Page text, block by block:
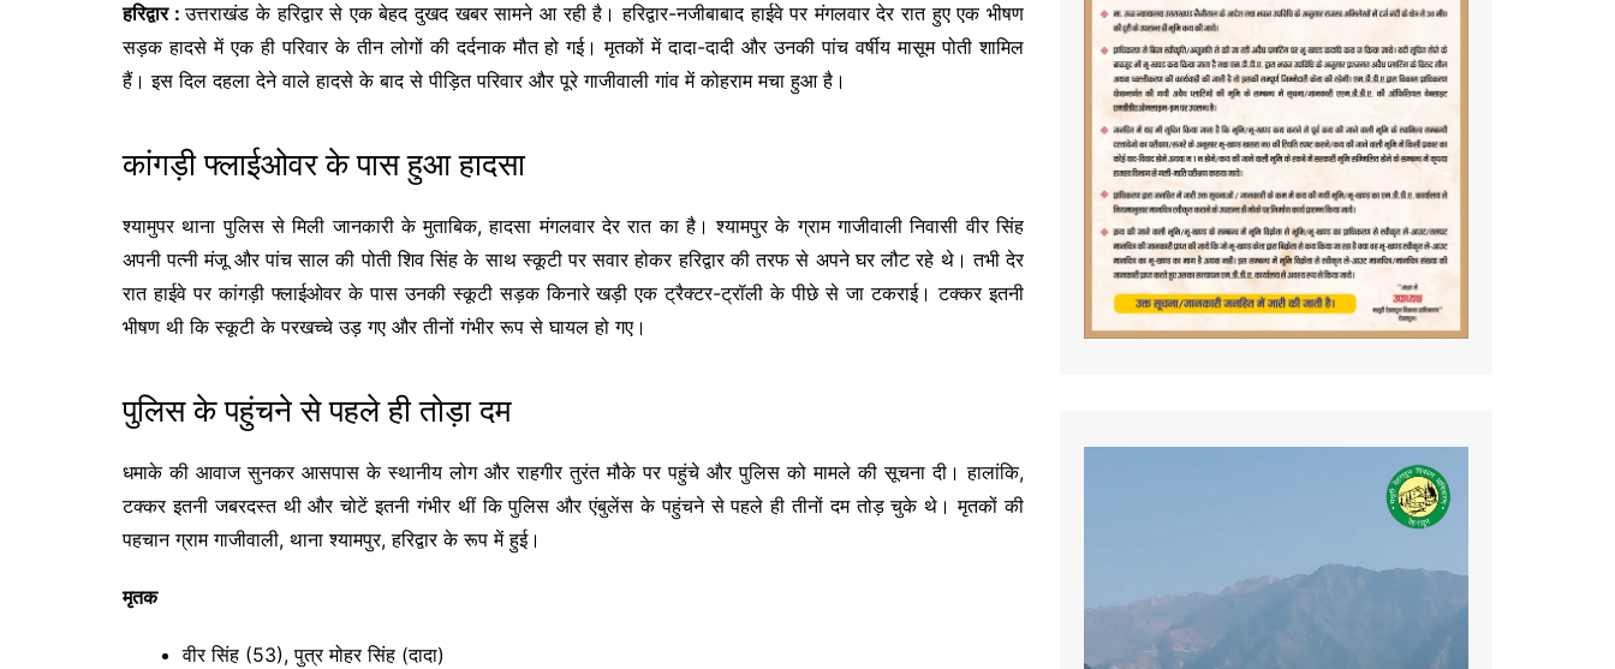
हरिद्वार :उत्तराखंड के हरिद्वार से एक बेहद दुखद खबर सामने आ रही है। हरिद्वार-नजीबाबाद हाईवे पर मंगलवार देर रात हुए एक भीषण
सड़क हादसे में एक ही परिवार के तीन लोगों की दर्दनाक मौत हो गई। मृतकों में दादा-दादी और उनकी पांच वर्षीय मासूम पोती शामिल
हैं। इस दिल दहला देने वाले हादसे के बाद से पीड़ित परिवार और पूरे गाजीवाली गांव में कोहराम मचा हुआ है।
कांगड़ी फ्लाईओवर के पास हुआ हादसा
श्यामुपर थाना पुलिस से मिली जानकारी के मुताबिक, हादसा मंगलवार देर रात का है। श्यामपुर के ग्राम गाजीवाली निवासी वीर सिंह
अपनी पत्नी मंजू और पांच साल की पोती शिव सिंह के साथ स्कूटी पर सवार होकर हरिद्वार की तरफ से अपने घर लौट रहे थे। तभी देर
रात हाईवे पर कांगड़ी फ्लाईओवर के पास उनकी स्कूटी सड़क किनारे खड़ी एक ट्रैक्टर-ट्रॉली के पीछे से जा टकराई। टक्कर इतनी
भीषण थी कि स्कूटी के परखच्चे उड़ गए और तीनों गंभीर रूप से घायल हो गए।
पुलिस के पहुंचने से पहले ही तोड़ा दम
धमाके की आवाज सुनकर आसपास के स्थानीय लोग और राहगीर तुरंत मौके पर पहुंचे और पुलिस को मामले की सूचना दी। हालांकि,
टक्कर इतनी जबरदस्त थी और चोटें इतनी गंभीर थीं कि पुलिस और एंबुलेंस के पहुंचने से पहले ही तीनों दम तोड़ चुके थे। मृतकों की
पहचान ग्राम गाजीवाली, थाना श्यामपुर, हरिद्वार के रूप में हुई।
मृतक
वीर सिंह (53), पुत्र मोहर सिंह (दादा)